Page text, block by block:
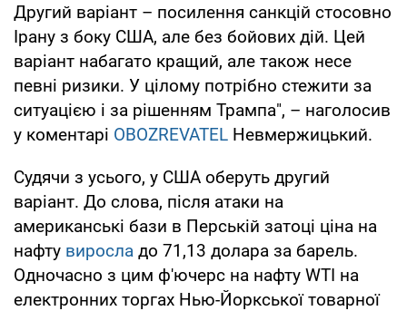
Другий варіант – посилення санкцій стосовно
Ірану з боку США, але без бойових дій. Цей
варіант набагато кращий, але також несе
певні ризики. У цілому потрібно стежити за
ситуацією і за рішенням Трампа", – наголосив
у коментарі OBOZREVATEL Невмержицький.
Судячи з усього, у США оберуть другий
варіант. До слова, після атаки на
американські бази в Перській затоці ціна на
нафту виросла до 71,13 долара за барель.
Одночасно з цим ф'ючерс на нафту WTI на
електронних торгах Нью-Йоркської товарної